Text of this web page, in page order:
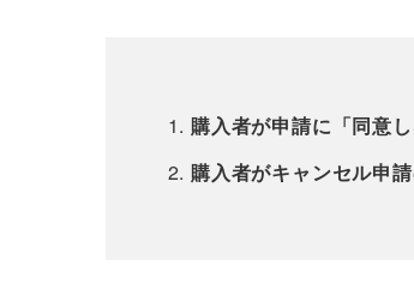
購入者が申請に「同意
購入者がキャンセル申